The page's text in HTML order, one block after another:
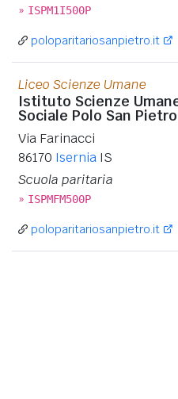
» ISPM1I500P
poloparitariosanpietro.it
Liceo Scienze Umane
Istituto Scienze
Sociale Polo San
Via Farinacci
86170 Isernia IS
Scuola paritaria
» ISPMFM500P
poloparitariosanpietro.it